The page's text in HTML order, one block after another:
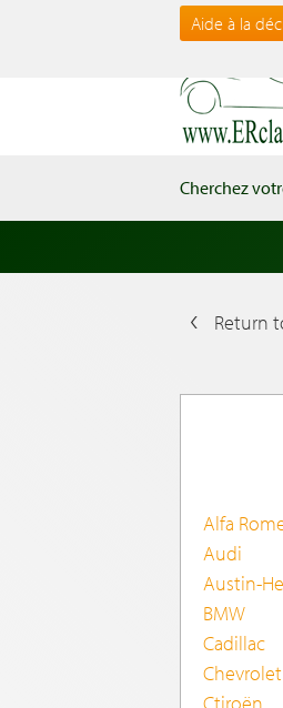
Aide à la
Cherchez
Return
Alfa
Audi
Austin-
BMW
Cadillac
Chevrolet